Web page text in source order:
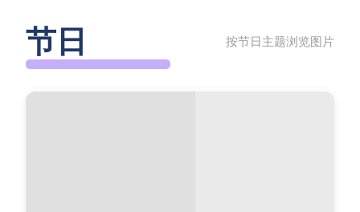
节日 按节日主题浏览图片